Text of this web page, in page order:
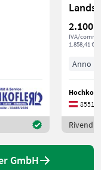
2.100 €
IVA/
1.858,41 €
Anno
8551
GmbH